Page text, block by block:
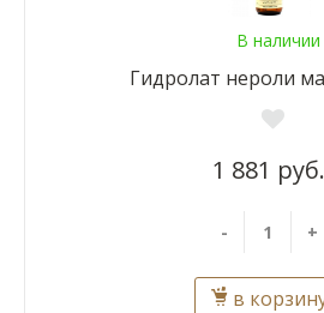
В наличии
Гидролат нероли
1 881 руб.
- +
в